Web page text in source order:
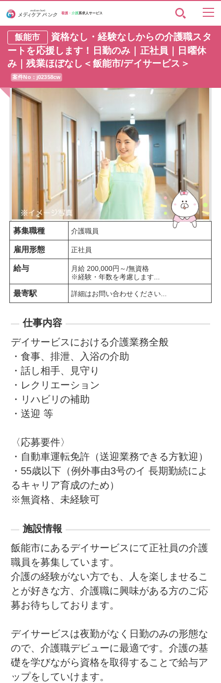
看護・介護系求人サービス
飯能市
資格なし・経験なしからの介護職スタ
ートを応援します！日勤のみ｜正社員｜日曜休
み｜残業ほぼなし＜飯能市/デイサービス＞
案件No：j02358cw
募集職種 介護職員
雇用形態 正社員
給与
月給 200,000円～/無資格
※経験・年数を考慮します...
最寄駅 詳細はお問い合わせください...
仕事内容
デイサービスにおける介護業務全般
・食事、排泄、入浴の介助
・話し相手、見守り
・レクリエーション
・リハビリの補助
・送迎 等
〈応募要件〉
・自動車運転免許（送迎業務できる方歓迎）
・55歳以下（例外事由3号のイ 長期勤続によ
るキャリア育成のため）
※無資格、未経験可
施設情報
飯能市にあるデイサービスにて正社員の介護
職員を募集しています。
介護の経験がない方でも、人を楽しませるこ
とが好きな方、介護職に興味がある方のご応
募お待ちしております。
デイサービスは夜勤がなく日勤のみの形態な
ので、介護職デビューに最適です。介護の基
礎を学びながら資格を取得することで給与ア
ップをしていけます。